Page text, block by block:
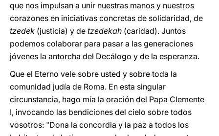
que nos impulsan a unir nuestras manos y nuestros
corazones en iniciativas concretas de solidaridad, de
tzedek (justicia) y de tzedekah (caridad). Juntos
podemos colaborar para pasar a las generaciones
jóvenes la antorcha del Decálogo y de la esperanza.
Que el Eterno vele sobre usted y sobre toda la
comunidad judía de Roma. En esta singular
circunstancia, hago mía la oración del Papa Clemente
I, invocando las bendiciones del cielo sobre todos
vosotros: "Dona la concordia y la paz a todos los